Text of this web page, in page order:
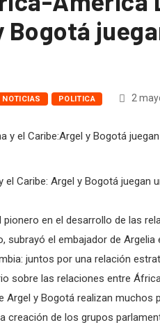
NOTICIAS POLITICA 2
Caribe: Argel y Bogotá juegan
pionero en el desarrollo de las
subrayó el embajador de Argelia
juntos por una relación
sobre las relaciones entre
Argel y Bogotá realizan
creación de los grupos